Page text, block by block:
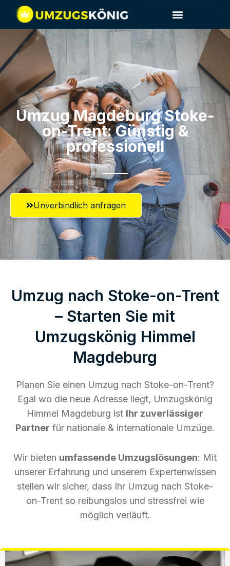
Umzug Magdeburg​ Stoke-
on-Trent: Günstig &
professionell​
Unverbindlich anfragen
Umzug nach Stoke-on-Trent
– Starten Sie mit
Umzugskönig Himmel
Magdeburg
Planen Sie einen Umzug nach Stoke-on-Trent?
Egal wo die neue Adresse liegt, Umzugskönig
Himmel Magdeburg ist Ihr zuverlässiger
Partner für nationale & internationale Umzüge.
Wir bieten umfassende Umzugslösungen: Mit
unserer Erfahrung und unserem Expertenwissen
stellen wir sicher, dass Ihr Umzug nach Stoke-
on-Trent so reibungslos und stressfrei wie
möglich verläuft.